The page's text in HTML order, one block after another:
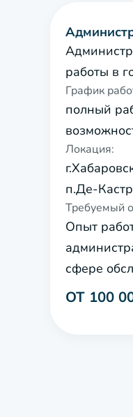
работы в
График
полный
Локация:
п.Де-
Требуемый
Опыт
сфере
ОТ 100